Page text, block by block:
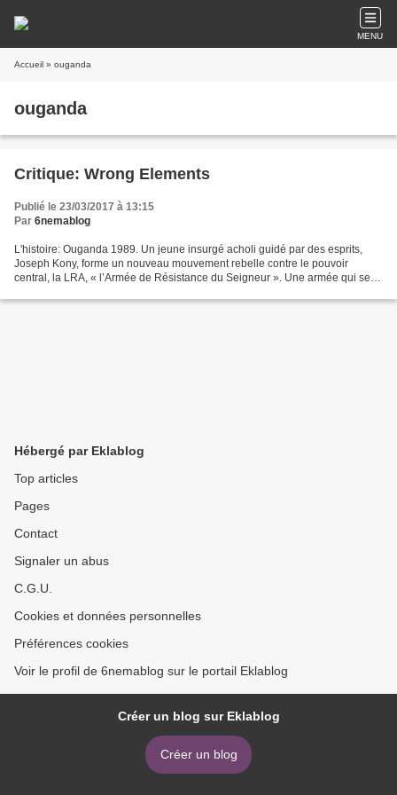
MENU
Accueil » ouganda
ouganda
Critique: Wrong Elements
Publié le 23/03/2017 à 13:15
Par 6nemablog
L'histoire: Ouganda 1989. Un jeune insurgé acholi guidé par des esprits,
Joseph Kony, forme un nouveau mouvement rebelle contre le pouvoir
central, la LRA, « l’Armée de Résistance du Seigneur ». Une armée qui se
Hébergé par Eklablog
Top articles
Pages
Contact
Signaler un abus
C.G.U.
Cookies et données personnelles
Préférences cookies
Voir le profil de 6nemablog sur le portail Eklablog
Créer un blog sur Eklablog
Créer un blog